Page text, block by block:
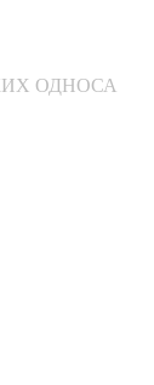
ОДНОСА